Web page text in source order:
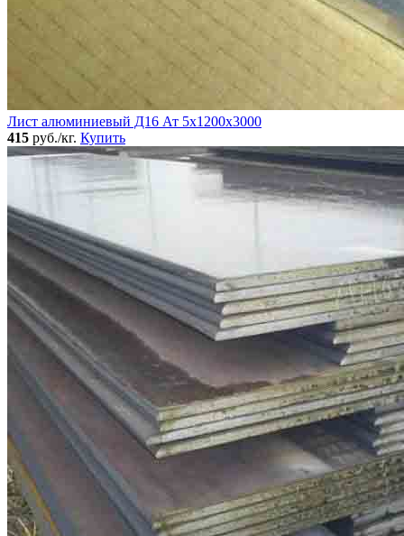
Лист алюминиевый Д16 Ат 5х1200х3000
415 руб./кг. Купить